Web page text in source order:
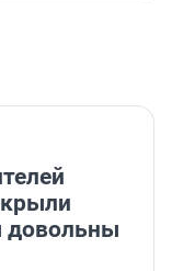
довольны